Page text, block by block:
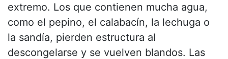
extremo. Los que contienen mucha agua,
como el pepino, el calabacín, la lechuga o
la sandía, pierden estructura al
descongelarse y se vuelven blandos. Las